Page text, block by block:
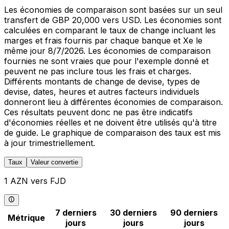
Les économies de comparaison sont basées sur un seul
transfert de GBP 20,000 vers USD. Les économies sont
calculées en comparant le taux de change incluant les
marges et frais fournis par chaque banque et Xe le
même jour 8/7/2026. Les économies de comparaison
fournies ne sont vraies que pour l'exemple donné et
peuvent ne pas inclure tous les frais et charges.
Différents montants de change de devise, types de
devise, dates, heures et autres facteurs individuels
donneront lieu à différentes économies de comparaison.
Ces résultats peuvent donc ne pas être indicatifs
d'économies réelles et ne doivent être utilisés qu'à titre
de guide. Le graphique de comparaison des taux est mis
à jour trimestriellement.
Taux Valeur convertie
1 AZN vers FJD
Métrique
7 derniers
jours
30 derniers
jours
90 derniers
jours